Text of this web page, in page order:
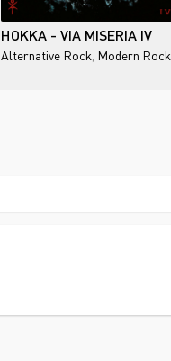
HOKKA - VIA MISERIA IV
Alternative Rock Modern Rock